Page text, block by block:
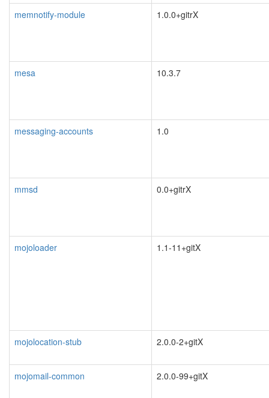
memnotify-module 1.0.0+gitrX
mesa 10.3.7
messaging-accounts 1.0
mmsd 0.0+gitrX
mojoloader 1.1-11+gitX
mojolocation-stub 2.0.0-2+gitX
mojomail-common 2.0.0-99+gitX